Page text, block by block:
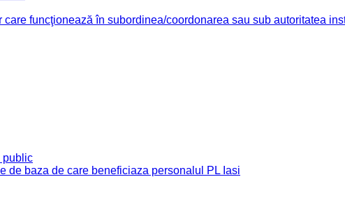
funcţionează în subordinea/coordonarea sau sub autoritatea
public
de baza de care beneficiaza personalul PL Iasi